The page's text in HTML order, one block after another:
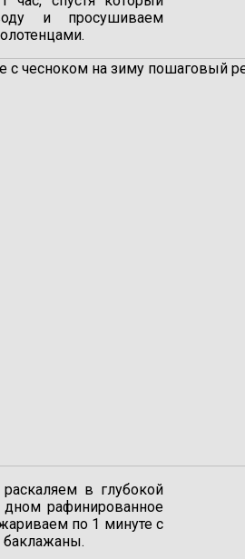
и просушиваем
в глубокой
рафинированное
по 1 минуте с